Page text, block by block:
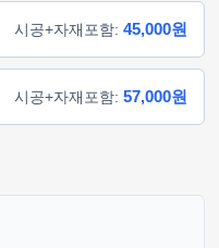
시공+자재포함: 45,000원
시공+자재포함: 57,000원